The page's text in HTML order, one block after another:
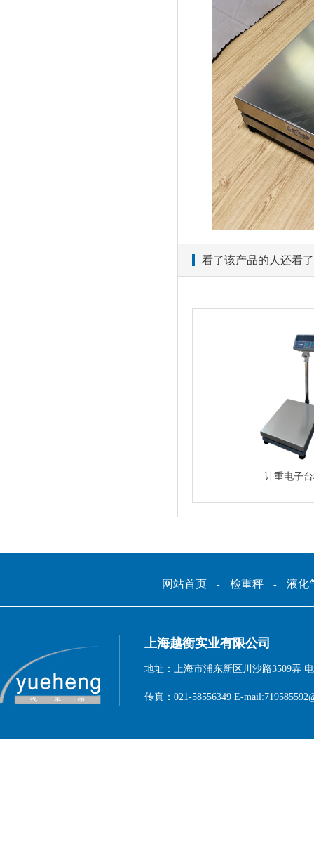
看了该产品的人还看了
计重电子
网站首页 - 检重秤 - 液化
上海越衡实业有限公司
地址：上海市浦东新区川沙路3509弄 电
传真：021-58556349 E-